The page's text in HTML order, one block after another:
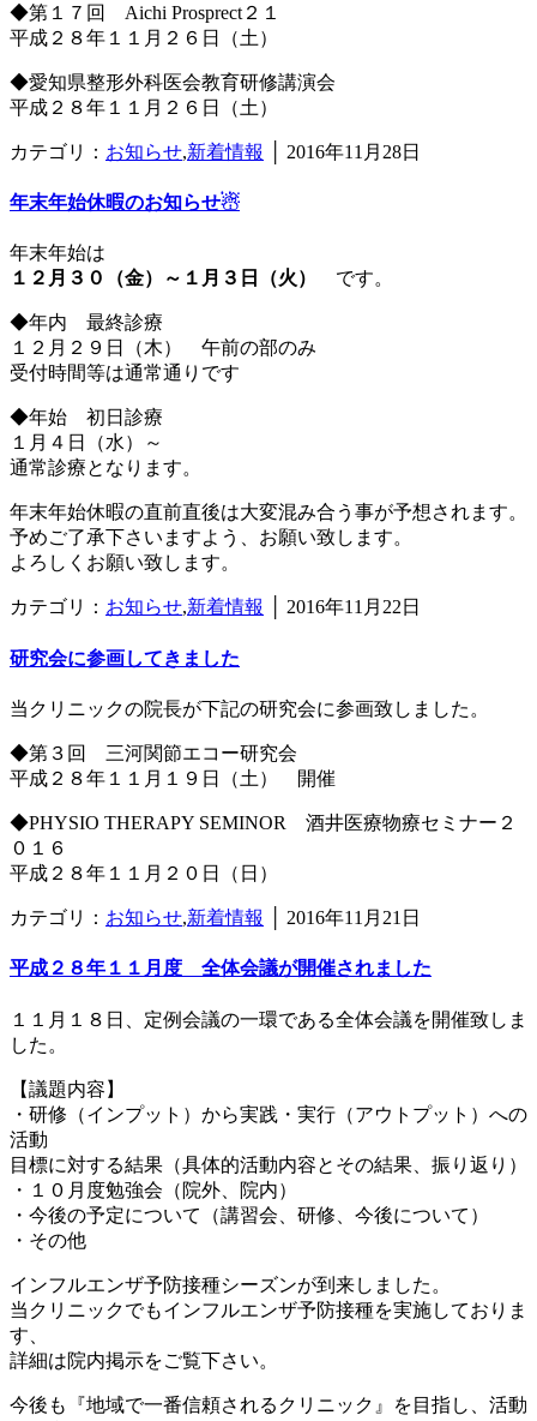
◆第１７回 Aichi Prosprect２１
平成２８年１１月２６日（土）
◆愛知県整形外科医会教育研修講演会
平成２８年１１月２６日（土）
カテゴリ： お知らせ,新着情報 2016年11月28日
年末年始休暇のお知らせ☃
年末年始は
１２月３０（金）～１月３日（火） です。
◆年内 最終診療
１２月２９日（木） 午前の部のみ
受付時間等は通常通りです
◆年始 初日診療
１月４日（水）～
通常診療となります。
年末年始休暇の直前直後は大変混み合う事が予想されます。
予めご了承下さいますよう、お願い致します。
よろしくお願い致します。
カテゴリ： お知らせ,新着情報 2016年11月22日
研究会に参画してきました
当クリニックの院長が下記の研究会に参画致しました。
◆第３回 三河関節エコー研究会
平成２８年１１月１９日（土） 開催
◆PHYSIO THERAPY SEMINOR 酒井医療物療セミナー２
０１６
平成２８年１１月２０日（日）
カテゴリ： お知らせ,新着情報 2016年11月21日
平成２８年１１月度 全体会議が開催されました
１１月１８日、定例会議の一環である全体会議を開催致しま
した。
【議題内容】
・研修（インプット）から実践・実行（アウトプット）への
活動
目標に対する結果（具体的活動内容とその結果、振り返り）
・１０月度勉強会（院外、院内）
・今後の予定について（講習会、研修、今後について）
・その他
インフルエンザ予防接種シーズンが到来しました。
当クリニックでもインフルエンザ予防接種を実施しておりま
す、
詳細は院内掲示をご覧下さい。
今後も『地域で一番信頼されるクリニック』を目指し、活動